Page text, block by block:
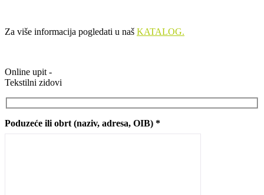
Za više informacija pogledati u naš KATALOG.
Online upit -
Tekstilni zidovi
Poduzeće ili obrt (naziv, adresa, OIB) *